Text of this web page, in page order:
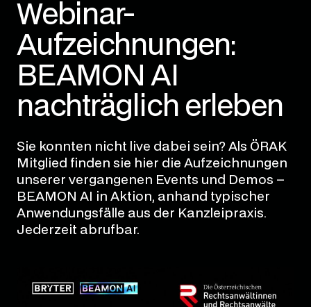
Webinar-
Aufzeichnungen:
BEAMON AI
nachträglich erleben
Sie konnten nicht live dabei sein? Als ÖRAK
Mitglied finden sie hier die Aufzeichnungen
unserer vergangenen Events und Demos –
BEAMON AI in Aktion, anhand typischer
Anwendungsfälle aus der Kanzleipraxis.
Jederzeit abrufbar.